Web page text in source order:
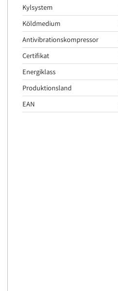
Kylsystem
Köldmedium
Antivibrationskompressor
Certifikat
Energiklass
Produktionsland
EAN